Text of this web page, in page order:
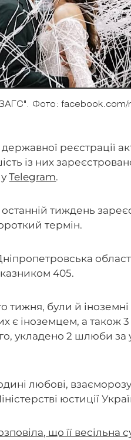
ЗАГС". Фото: facebook.com/
реєстрації
із них
уTelegram.
останній тиждень
термін.
405.
тижня, були й
є іноземцем, а також
укладено 2 шлюби за
любові,
юстиції
що її весільна